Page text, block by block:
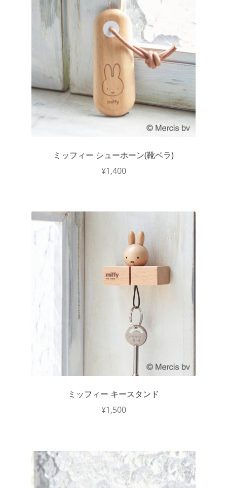
ミッフィー シューホーン(靴ベラ)
¥1,400
ミッフィー キースタンド
¥1,500